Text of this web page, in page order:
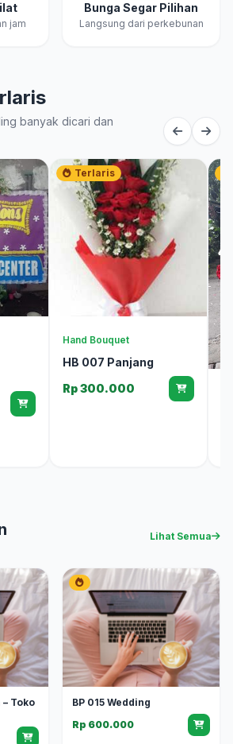
jam
Bunga Segar Pilihan
Langsung dari perkebunan
banyak dicari dan
Terlaris
Hand Bouquet
HB 007 Panjang
Rp 300.000
Lihat Semua
– Toko
BP 015 Wedding
Rp 600.000